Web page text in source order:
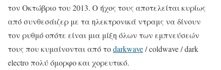
τον Οκτώβριο του 2013. Ο ήχος τους αποτελείται κυρίως
από συνθεσάιζερ με τα ηλεκτρονικά ντραμς να δίνουν
τον ρυθμό οπότε είναι μια μίξη όλων των εμπνεύσεών
τους που κυμαίνονται από τοdarkwave/ coldwave / dark
electro πολύ όμορφο και χορευτικό.